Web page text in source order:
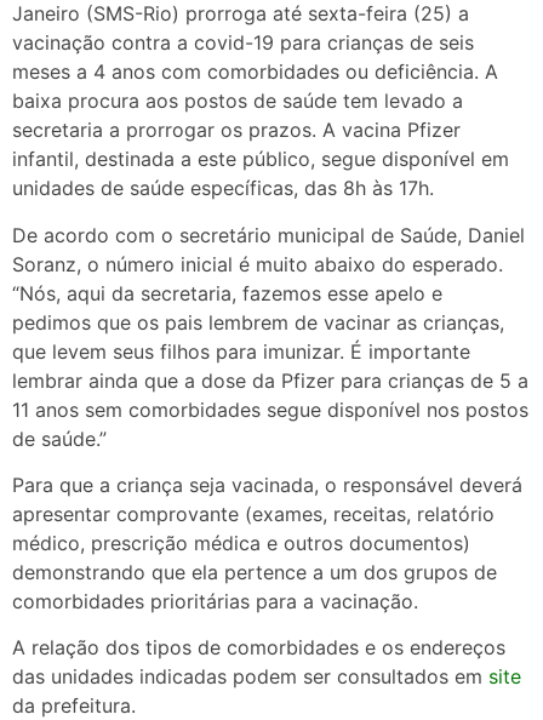
Janeiro (SMS-Rio) prorroga até sexta-feira (25) a
vacinação contra a covid-19 para crianças de seis
meses a 4 anos com comorbidades ou deficiência. A
baixa procura aos postos de saúde tem levado a
secretaria a prorrogar os prazos. A vacina Pfizer
infantil, destinada a este público, segue disponível em
unidades de saúde específicas, das 8h às 17h.
De acordo com o secretário municipal de Saúde, Daniel
Soranz, o número inicial é muito abaixo do esperado.
“Nós, aqui da secretaria, fazemos esse apelo e
pedimos que os pais lembrem de vacinar as crianças,
que levem seus filhos para imunizar. É importante
lembrar ainda que a dose da Pfizer para crianças de 5 a
11 anos sem comorbidades segue disponível nos postos
de saúde.”
Para que a criança seja vacinada, o responsável deverá
apresentar comprovante (exames, receitas, relatório
médico, prescrição médica e outros documentos)
demonstrando que ela pertence a um dos grupos de
comorbidades prioritárias para a vacinação.
A relação dos tipos de comorbidades e os endereços
das unidades indicadas podem ser consultados em site
da prefeitura.